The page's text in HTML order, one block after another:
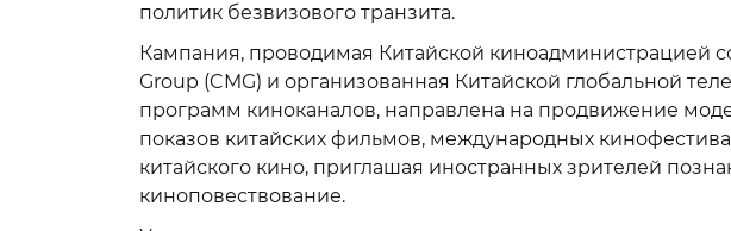
политик безвизового транзита.
Кампания, проводимая Китайской киноадминистрацией
Group (CMG) и организованная Китайской глобальной
программ киноканалов, направлена на продвижение
показов китайских фильмов, международных
китайского кино, приглашая иностранных зрителей
киноповествование.